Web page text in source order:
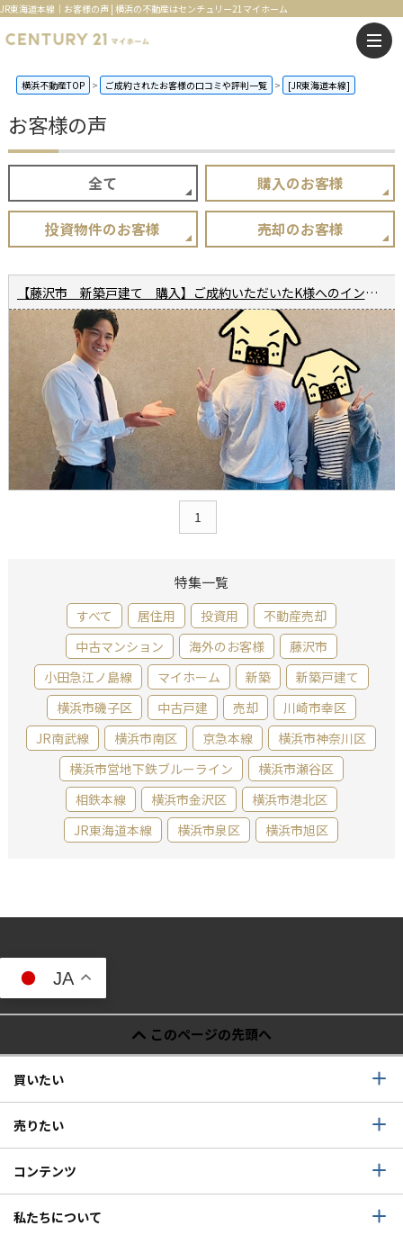
JR東海道本線｜お客様の声 | 横浜の不動産はセンチュリー21マイホーム
横浜不動産TOP ご成約されたお客様の口コミや評判一覧 [JR東海道本線]
お客様の声
全て 購入のお客様
投資物件のお客様 売却のお客様
【藤沢市 新築戸建て 購入】ご成約いただいたK様へのインタビュー
1
特集一覧
すべて 居住用 投資用
不動産売却
中古マンション
海外のお客様
藤沢市
小田急江ノ島線
マイホーム 新築
新築戸建て
横浜市磯子区
中古戸建 売却
川崎市幸区
JR南武線
横浜市南区 京急本線
横浜市神奈川区
横浜市営地下鉄ブルーライン
横浜市瀬谷区
相鉄本線
横浜市金沢区
横浜市港北区
JR東海道本線
横浜市泉区 横浜市旭区
JA
このページの先頭へ
買いたい
売りたい
コンテンツ
私たちについて